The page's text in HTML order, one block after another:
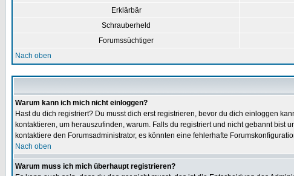
Erklärbär
Schrauberheld
Forumssüchtiger
Nach oben
Warum kann ich mich nicht einloggen?
Hast du dich registriert? Du musst dich erst registrieren, bevor du dich einloggen
kontaktieren, um herauszufinden, warum. Falls du registriert und nicht gebannt
kontaktiere den Forumsadministrator, es könnten eine fehlerhafte
Nach oben
Warum muss ich mich überhaupt registrieren?